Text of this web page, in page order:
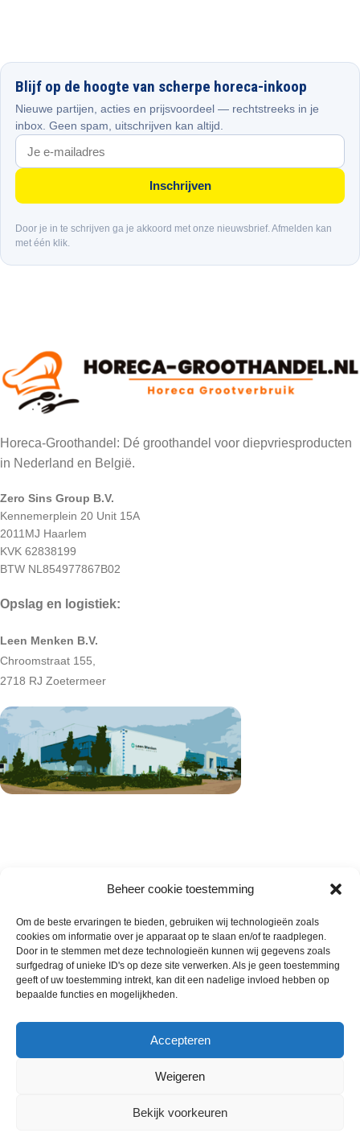
Beheer cookie toestemming
Om de beste ervaringen te bieden, gebruiken wij technologieën zoals
cookies om informatie over je apparaat op te slaan en/of te raadplegen.
Door in te stemmen met deze technologieën kunnen wij gegevens zoals
surfgedrag of unieke ID's op deze site verwerken. Als je geen toestemming
geeft of uw toestemming intrekt, kan dit een nadelige invloed hebben op
bepaalde functies en mogelijkheden.
Accepteren
Weigeren
Bekijk voorkeuren
Blijf op de hoogte van scherpe horeca-inkoop
Nieuwe partijen, acties en prijsvoordeel — rechtstreeks in je
inbox. Geen spam, uitschrijven kan altijd.
Inschrijven
Door je in te schrijven ga je akkoord met onze nieuwsbrief. Afmelden kan
met één klik.
Horeca-Groothandel: Dé groothandel voor diepvriesproducten
in Nederland en België.
Zero Sins Group B.V.
Kennemerplein 20 Unit 15A
2011MJ Haarlem
KVK 62838199
BTW NL854977867B02
Opslag en logistiek:
Leen Menken B.V.
Chroomstraat 155,
2718 RJ Zoetermeer
Wie zijn wij
Contact met onze inkoop
Klantenservice
Annuleer & Retourbeleid
Horeca-Groothandel
Wij gebruiken cookies om uw ervaring op onze